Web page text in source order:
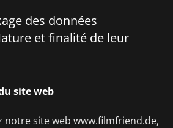
des données
et finalité de leur
site web
notre site web www.filmfriend.de,